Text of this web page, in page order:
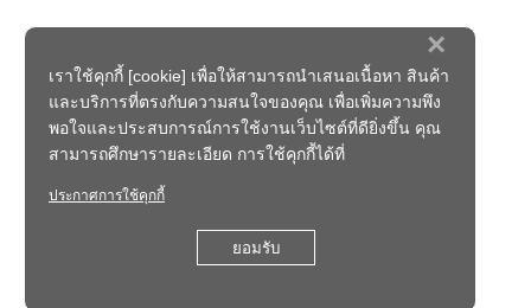
×
เราใช้คุกกี้ [cookie] เพื่อให้สามารถนำเสนอเนื้อหา สินค้า
และบริการที่ตรงกับความสนใจของคุณ เพื่อเพิ่มความพึง
พอใจและประสบการณ์การใช้งานเว็บไซต์ที่ดียิ่งขึ้น คุณ
สามารถศึกษารายละเอียด การใช้คุกกี้ได้ที่
ประกาศการใช้คุกกี้
ยอมรับ